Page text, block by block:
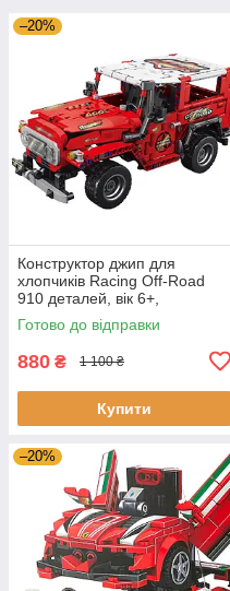
–20%
Конструктор джип для
хлопчиків Racing Off-Road
910 деталей, вік 6+,
позашляховик з pull-back
Готово до відправки
880 ₴ 1 100 ₴
Купити
–20%